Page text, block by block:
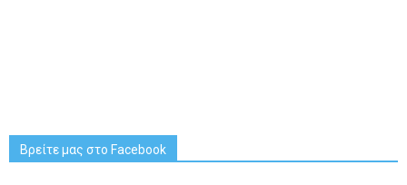
Βρείτε μας στο Facebook